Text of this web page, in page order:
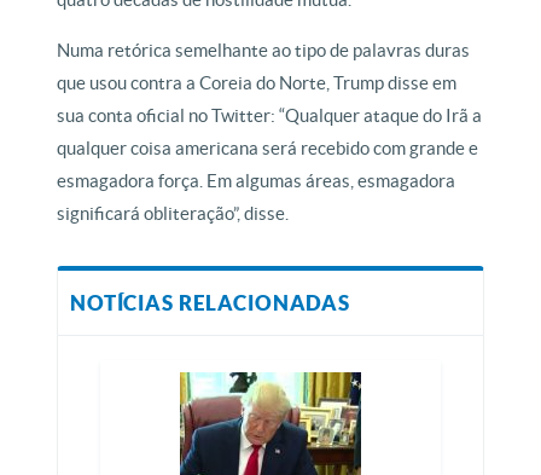
Numa retórica semelhante ao tipo de palavras duras
que usou contra a Coreia do Norte, Trump disse em
sua conta oficial no Twitter: “Qualquer ataque do Irã a
qualquer coisa americana será recebido com grande e
esmagadora força. Em algumas áreas, esmagadora
significará obliteração”, disse.
NOTÍCIAS RELACIONADAS